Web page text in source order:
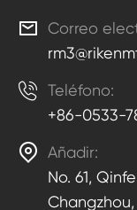
 Correo
 Teléfono:
+86-0533-
 Añadir:
No. 61,